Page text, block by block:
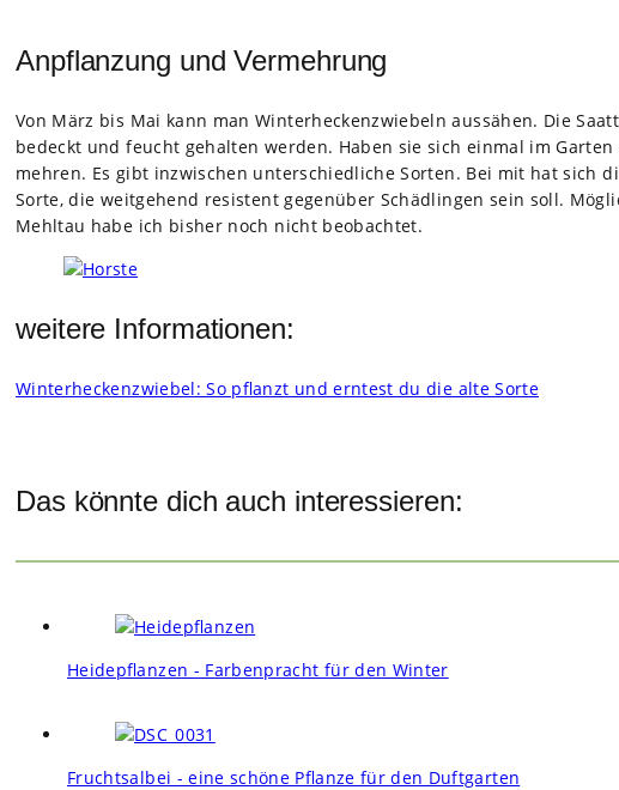
Anpflanzung und Vermehrung
Von März bis Mai kann man Win­ter­he­cken­zwie­beln aus­sä­hen. Die
bedeckt und feucht gehal­ten wer­den. Haben sie sich ein­mal im
meh­ren. Es gibt inzwi­schen unter­schied­li­che Sor­ten. Bei mit hat sich
Sorte, die weit­ge­hend resis­tent gegen­über Schäd­lin­gen sein soll.
Mehl­tau habe ich bis­her noch nicht beob­ach­tet.
weitere Informationen:
Win­ter­he­cken­zwie­bel: So pflanzt und ern­test du die alte Sorte
Das könnte dich auch interessieren:
Heidepflanzen - Farbenpracht für den Winter
Fruchtsalbei - eine schöne Pflanze für den Duftgarten